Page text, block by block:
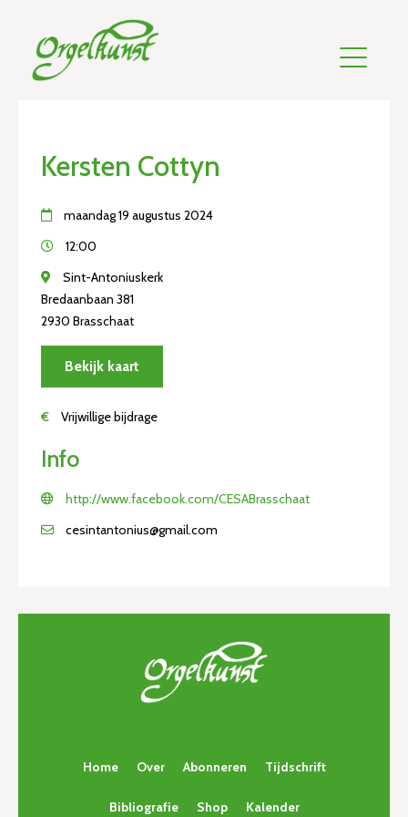
Kersten Cottyn
maandag 19 augustus 2024
12:00
Sint-Antoniuskerk
Bredaanbaan 381
2930 Brasschaat
Bekijk kaart
€ Vrijwillige bijdrage
Info
http://www.facebook.com/CESABrasschaat
cesintantonius@gmail.com
Home Over Abonneren Tijdschrift
Bibliografie Shop Kalender